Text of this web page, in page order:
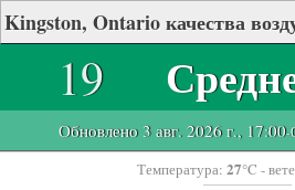
Kingston, Ontario качества
19
Обновлено 3 авг. 2026 г., 17:00-
Температура: 27°C -